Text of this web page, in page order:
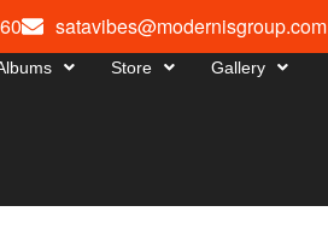
satavibes@modernisgroup.com
Store Gallery